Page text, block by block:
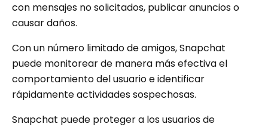
con mensajes no solicitados, publicar anuncios o
causar daños.
Con un número limitado de amigos, Snapchat
puede monitorear de manera más efectiva el
comportamiento del usuario e identificar
rápidamente actividades sospechosas.
Snapchat puede proteger a los usuarios de